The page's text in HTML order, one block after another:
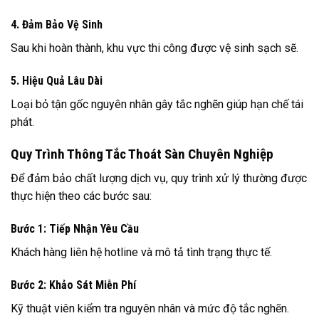
4. Đảm Bảo Vệ Sinh
Sau khi hoàn thành, khu vực thi công được vệ sinh sạch sẽ.
5. Hiệu Quả Lâu Dài
Loại bỏ tận gốc nguyên nhân gây tắc nghẽn giúp hạn chế tái
phát.
Quy Trình Thông Tắc Thoát Sàn Chuyên Nghiệp
Để đảm bảo chất lượng dịch vụ, quy trình xử lý thường được
thực hiện theo các bước sau:
Bước 1: Tiếp Nhận Yêu Cầu
Khách hàng liên hệ hotline và mô tả tình trạng thực tế.
Bước 2: Khảo Sát Miễn Phí
Kỹ thuật viên kiểm tra nguyên nhân và mức độ tắc nghẽn.